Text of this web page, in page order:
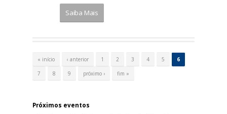
Saiba Mais
« início ‹ anterior 1 2 3 4 5
6
7
8 9 próximo › fim »
Próximos eventos